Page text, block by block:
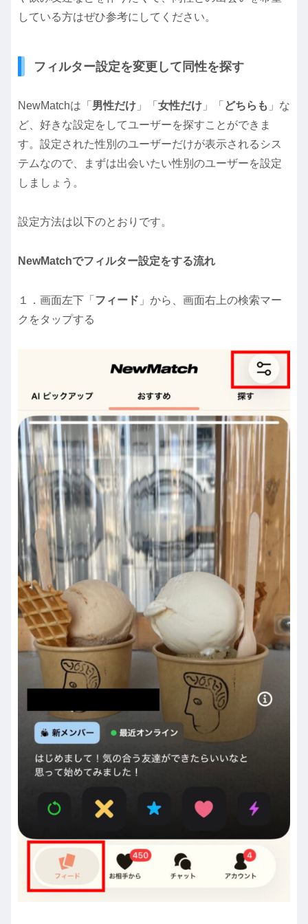
している方はぜひ参考にしてください。
フィルター設定を変更して同性を探す
NewMatchは「 男性だけ 」「 女性だけ 」「 どちらも 」な
ど、好きな設定をしてユーザーを探すことができま
す。設定された性別のユーザーだけが表示されるシス
テムなので、まずは出会いたい性別のユーザーを設定
しましょう。
設定方法は以下のとおりです。
NewMatchでフィルター設定をする流れ
１．画面左下「 フィード 」から、画面右上の検索マー
クをタップする